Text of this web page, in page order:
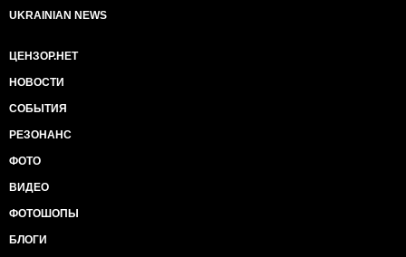
UKRAINIAN NEWS
ЦЕНЗОР.НЕТ
НОВОСТИ
СОБЫТИЯ
РЕЗОНАНС
ФОТО
ВИДЕО
ФОТОШОПЫ
БЛОГИ